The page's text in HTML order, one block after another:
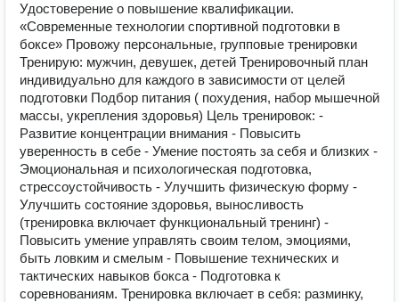
Удостоверение о повышение квалификации.
«Современные технологии спортивной подготовки в
боксе» Провожу персональные, групповые тренировки
Тренирую: мужчин, девушек, детей Тренировочный план
индивидуально для каждого в зависимости от целей
подготовки Подбор питания ( похудения, набор мышечной
массы, укрепления здоровья) Цель тренировок: -
Развитие концентрации внимания - Повысить
уверенность в себе - Умение постоять за себя и близких -
Эмоциональная и психологическая подготовка,
стрессоустойчивость - Улучшить физическую форму -
Улучшить состояние здоровья, выносливость
(тренировка включает функциональный тренинг) -
Повысить умение управлять своим телом, эмоциями,
быть ловким и смелым - Повышение технических и
тактических навыков бокса - Подготовка к
соревнованиям. Тренировка включает в себя: разминку,